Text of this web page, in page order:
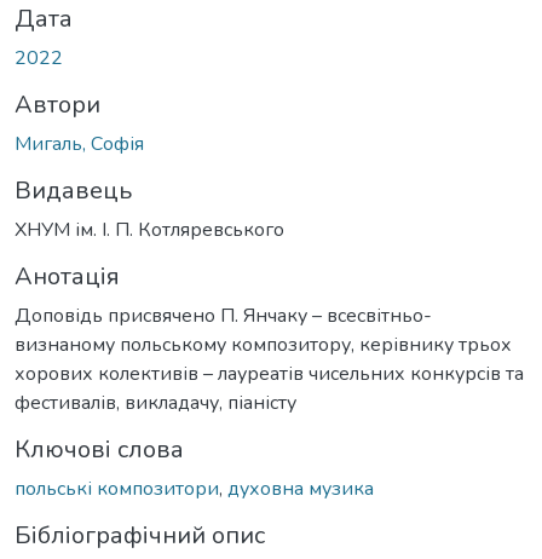
Дата
2022
Автори
Мигаль, Софія
Видавець
ХНУМ ім. І. П. Котляревського
Анотація
Доповідь присвячено П. Янчаку – всесвітньо-
визнаному польському композитору, керівнику трьох
хорових колективів – лауреатів чисельних конкурсів та
фестивалів, викладачу, піаністу
Ключові слова
польські композитори, духовна музика
Бібліографічний опис